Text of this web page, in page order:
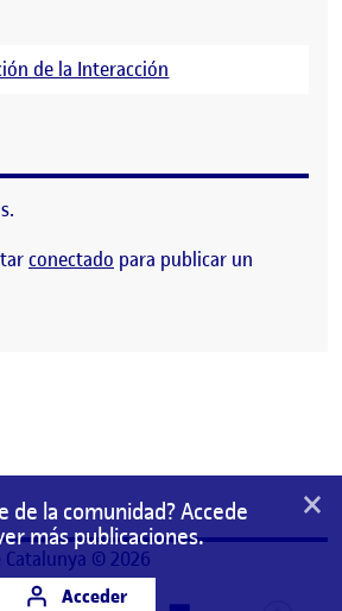
de la Interacción
conectado para publicar un
de la comunidad? Accede
más publicaciones.
Acceder
×
© 2026